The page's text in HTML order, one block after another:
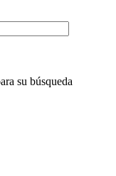
su búsqueda